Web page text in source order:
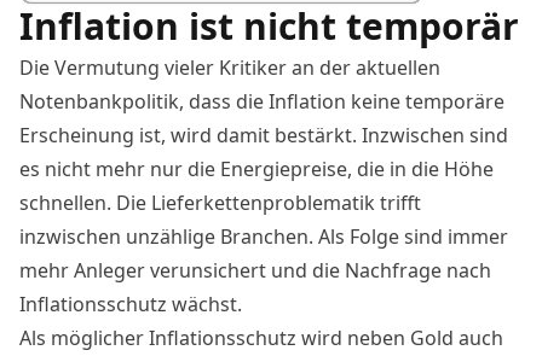
Inflation ist nicht temporär
Die Vermutung vieler Kritiker an der aktuellen
Notenbankpolitik, dass die Inflation keine temporäre
Erscheinung ist, wird damit bestärkt. Inzwischen sind
es nicht mehr nur die Energiepreise, die in die Höhe
schnellen. Die Lieferkettenproblematik trifft
inzwischen unzählige Branchen. Als Folge sind immer
mehr Anleger verunsichert und die Nachfrage nach
Inflationsschutz wächst.
Als möglicher Inflationsschutz wird neben Gold auch